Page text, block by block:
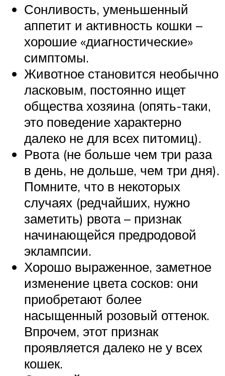
Сонливость, уменьшенный
аппетит и активность кошки –
хорошие «диагностические»
симптомы.
Животное становится необычно
ласковым, постоянно ищет
общества хозяина (опять-таки,
это поведение характерно
далеко не для всех питомиц).
Рвота (не больше чем три раза
в день, не дольше, чем три дня).
Помните, что в некоторых
случаях (редчайших, нужно
заметить) рвота – признак
начинающейся предродовой
эклампсии.
Хорошо выраженное, заметное
изменение цвета сосков: они
приобретают более
насыщенный розовый оттенок.
Впрочем, этот признак
проявляется далеко не у всех
кошек.